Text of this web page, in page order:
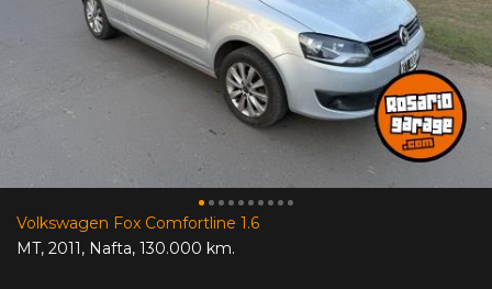
Volkswagen Fox Comfortline 1.6
MT, 2011, Nafta, 130.000 km.